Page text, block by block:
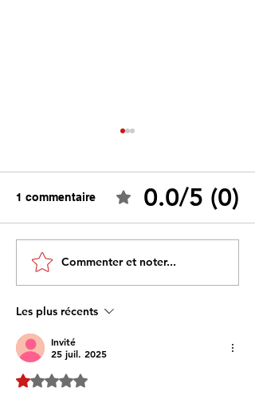
Tebboune face à ses
propres mirages :
ennemis imaginaires et
1 commentaire 0.0/5 (0)
Commenter et noter...
Les plus récents
Invité
25 juil. 2025
Noté 1 étoile sur 5.